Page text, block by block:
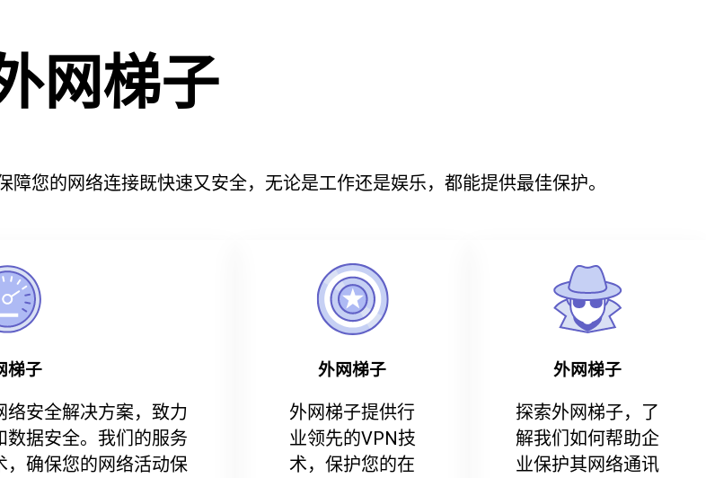
网梯子
您的网络连接既快速又安全，无论是工作还是娱乐，都能提供最佳保护。
梯子
络安全解决方案，致力
数据安全。我们的服务
，确保您的网络活动保
外网梯子
外网梯子提供行
业领先的VPN技
术，保护您的在
外网梯子
探索外网梯子，了
解我们如何帮助企
业保护其网络通讯